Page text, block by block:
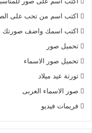
اكتب اسم من تحب على
اكتب اسمك واضف صورتك
تحميل صور
تحميل صور الاسماء
تورتة عيد ميلاد
صور الاسماء العربى
فريمات فيديو